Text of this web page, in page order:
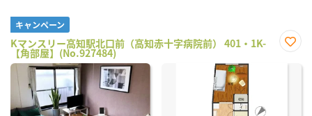
キャンペーン
Kマンスリー高知駅北口前（高知赤十字病院前） 401・1K-
【角部屋】(No.927484)
に入